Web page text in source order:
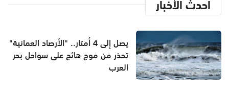
يصل إلى 4 أمتار.. "الأرصاد العمانية"
تحذر من موج هائج على سواحل بحر
العرب